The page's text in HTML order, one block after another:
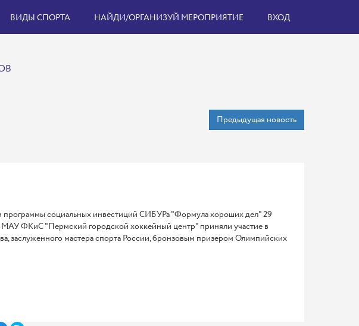
ВИДЫ СПОРТА НАЙДИ/ОРГАНИЗУЙ МЕРОПРИЯТИЕ ВХОД
Предыдущая новость
программы социальных инвестиций СИБУРа "Формула хороших дел" 29
МАУ ФКиС "Пермский городской хоккейный центр" приняли участие в
заслуженного мастера спорта России, бронзовым призером Олимпийских